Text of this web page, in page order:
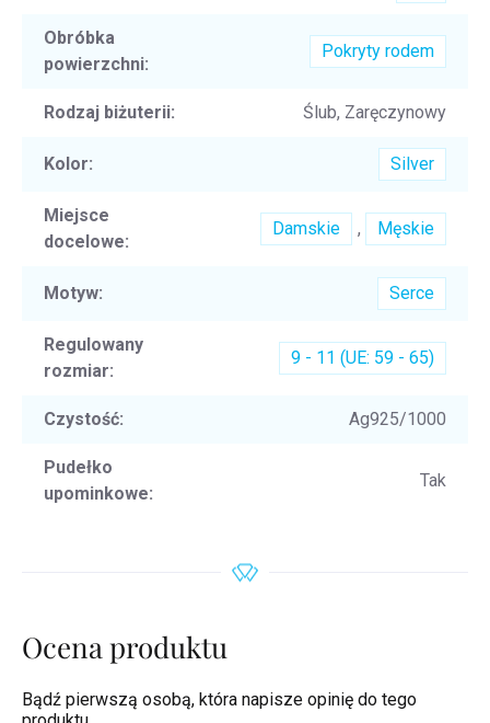
Obróbka
powierzchni:
Pokryty rodem
Rodzaj biżuterii: Ślub, Zaręczynowy
Kolor: Silver
Miejsce
docelowe:
Damskie , Męskie
Motyw: Serce
Regulowany
rozmiar:
9 - 11 (UE: 59 - 65)
Czystość: Ag925/1000
Pudełko
upominkowe:
Tak
Ocena produktu
Bądź pierwszą osobą, która napisze opinię do tego